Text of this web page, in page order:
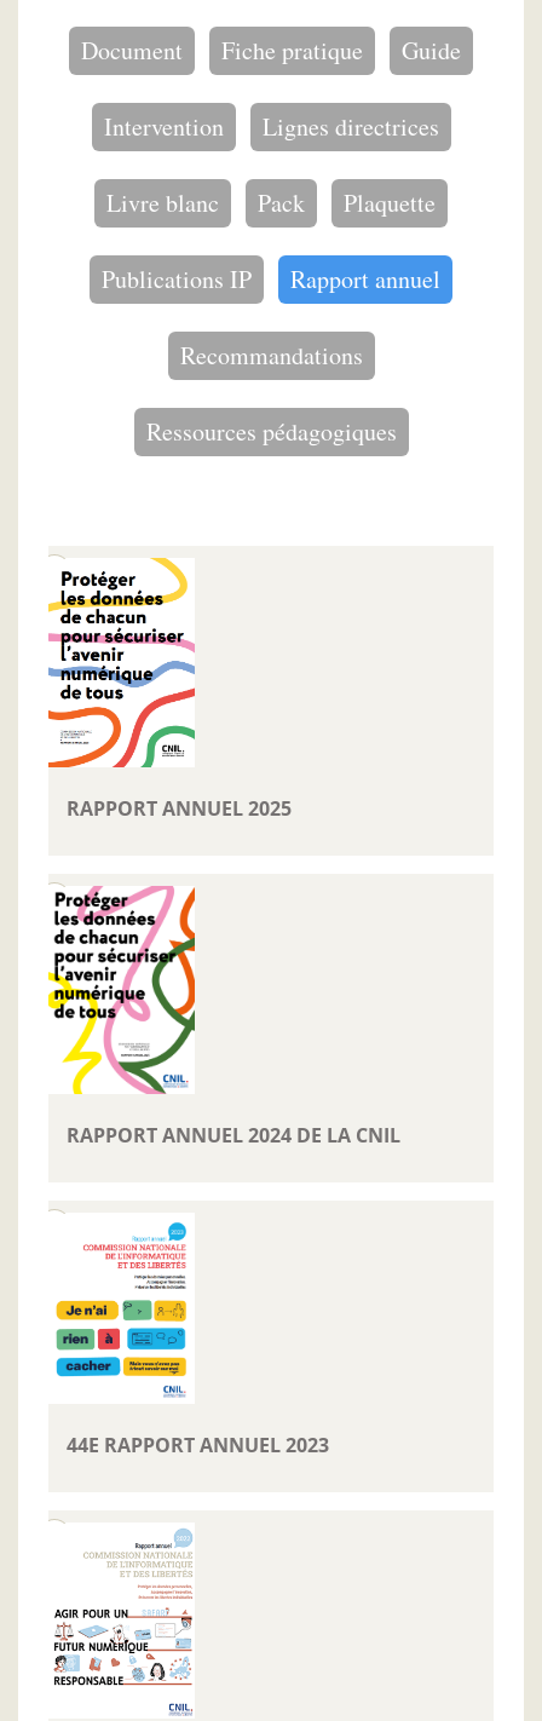
Document Fiche pratique Guide
Intervention Lignes directrices
Livre blanc Pack Plaquette
Publications IP Rapport annuel
Recommandations
Ressources pédagogiques
RAPPORT ANNUEL 2025
RAPPORT ANNUEL 2024 DE LA CNIL
44E RAPPORT ANNUEL 2023